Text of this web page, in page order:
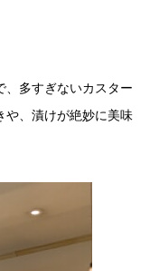
、多すぎないカスター
や、漬けが絶妙に美味